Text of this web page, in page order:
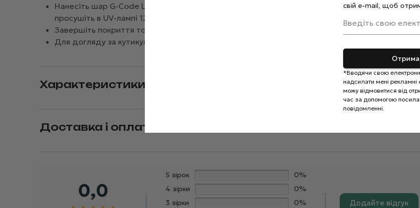
свій e-mail, щоб
Введіть свою
*Вводячи свою
надсилати мені рекламні
можу відмовитися від
час за допомогою
повідомленні.
Нанесіть шар G-Code Low Candy Soft Gel №01, сформуйте правильну архитектуру нігтя та
просушіть в UV-лампі 120 секунд, в LED-лампі 60 секунд.
Завершіть покриття топом, закріпивши результат полімеризацією.
Для догляду за кутикулою нанесіть спеціальну
Характеристики
Доставка і оплата
0,0
5 зірок
0%
4 зірки
0%
3 зірки
0%
Додайте відгук